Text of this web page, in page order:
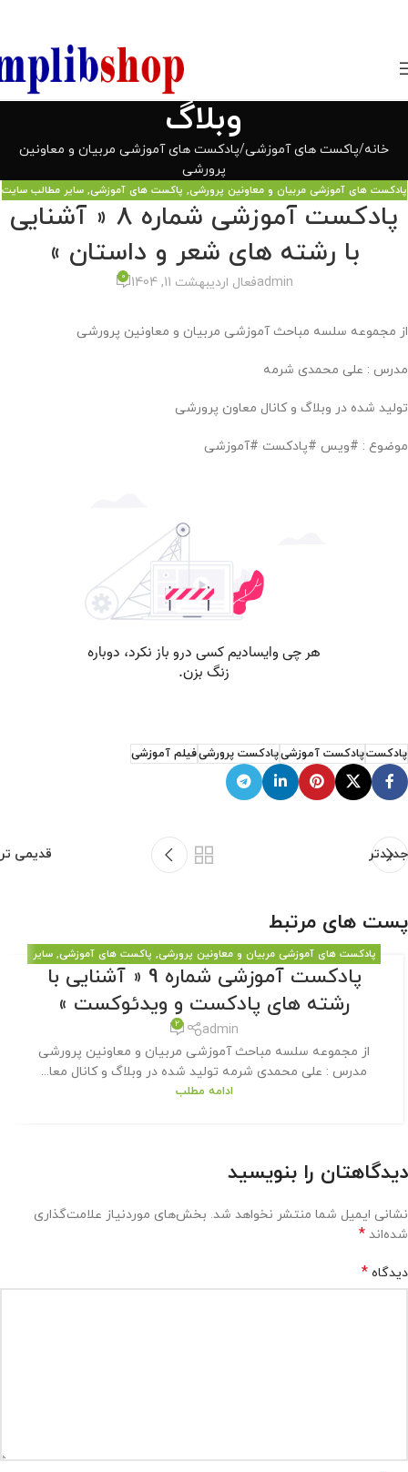
وبلاگ
خانه پاکست های آموزشی پادکست های آموزشی مربیان و معاونین
پرورشی
پادکست های آموزشی مربیان و معاونین پرورشی, پاکست های آموزشی,سایر مطالب سایت
پادکست آموزشی شماره 8 « آشنایی
با رشته های شعر و داستان »
adminفعال اردیبهشت 11, 1404 0
از مجموعه سلسه مباحث آموزشی مربیان و معاونین پرورشی
مدرس : علی محمدی شرمه
تولید شده در وبلاگ و کانال معاون پرورشی
موضوع : #ویس #پادکست #آموزشی
پادکستپادکست آموزشیپادکست پرورشیفیلم آموزشی
جدیدتر قدیمی تر
پست های مرتبط
پادکست های آموزشی مربیان و معاونین پرورشی, پاکست های آموزشی,سایر
مطالب سایت
پادکست آموزشی شماره 9 « آشنایی با
رشته های پادکست و ویدئوکست »
admin
2
از مجموعه سلسه مباحث آموزشی مربیان و معاونین پرورشی
مدرس : علی محمدی شرمه تولید شده در وبلاگ و کانال معا...
ادامه مطلب
دیدگاهتان را بنویسید
نشانی ایمیل شما منتشر نخواهد شد. بخش‌های موردنیاز علامت‌گذاری
شده‌اند *
دیدگاه *